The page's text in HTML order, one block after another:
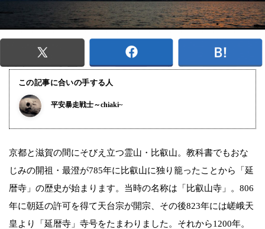
この記事に合いの手する人
平安暴走戦士～chiaki~
京都と滋賀の間にそびえ立つ霊山・比叡山。教科書でもおな
じみの開祖・最澄が785年に比叡山に独り籠ったことから「延
暦寺」の歴史が始まります。当時の名称は「比叡山寺」。806
年に朝廷の許可を得て天台宗が開宗、その後823年には嵯峨天
皇より「延暦寺」寺号をたまわりました。それから1200年。